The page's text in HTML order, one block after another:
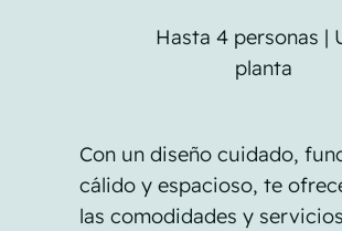
Hasta 4 personas |
planta
Con un diseño cuidado,
cálido y espacioso, te
las comodidades y